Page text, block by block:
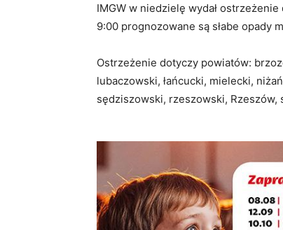
IMGW w niedzielę wydał
9:00 prognozowane są słabe opady
Ostrzeżenie dotyczy powiatów:
lubaczowski, łańcucki, mielecki,
sędziszowski, rzeszowski,